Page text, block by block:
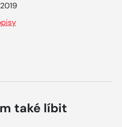
také líbit